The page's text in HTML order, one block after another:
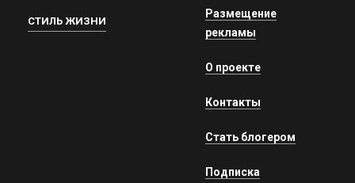
СТИЛЬ ЖИЗНИ
Размещение
рекламы
О проекте
Контакты
Стать блогером
Подписка